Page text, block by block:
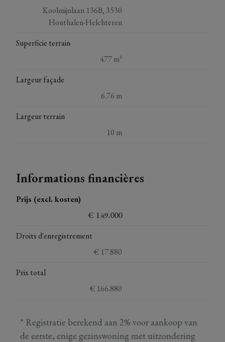
Koolmijnlaan 136B, 3530
Houthalen-Helchteren
Superficie terrain
477 m²
Largeur façade
6.76 m
Largeur terrain
10 m
Informations financières
Prijs (excl. kosten)
€ 149.000
Droits d'enregistrement
€ 17.880
Prix total
€ 166.880
* Registratie berekend aan 2% voor aankoop van
de eerste, enige gezinswoning met uitzondering